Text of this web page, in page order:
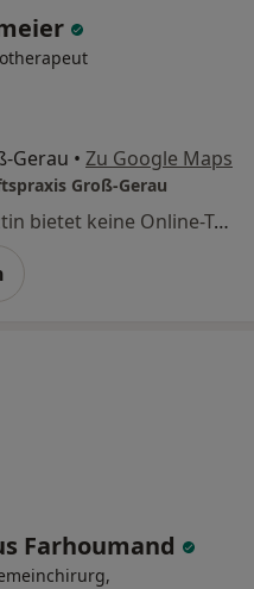
Gerau • Zu Google Maps
Groß-Gerau
Dieser Arzt bzw. diese Ärztin bietet keine Online-Terminbuchung an diesem Standort an.
Farhoumand